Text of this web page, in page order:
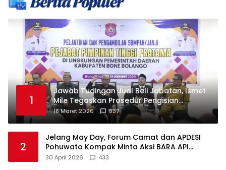
1
Jawab Tudingan Jual Beli Jabatan, Ismet
Mile Tegaskan Prosedur Pengisian
Jabatan
18 Maret 2026 837
2
Jelang May Day, Forum Camat dan APDESI
Pohuwato Kompak Minta Aksi BARA API
Ditunda
30 April 2026 433